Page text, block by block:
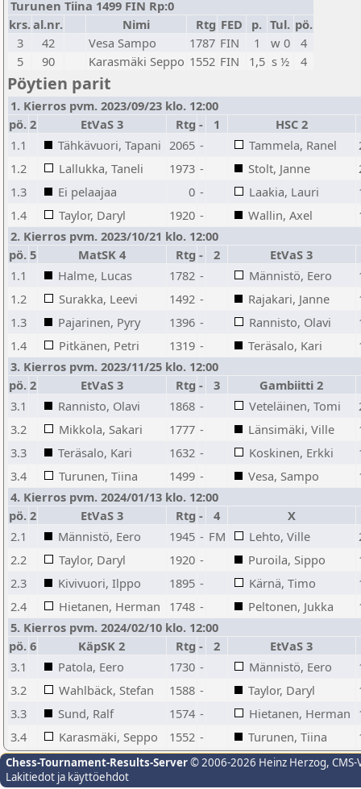
Turunen Tiina 1499 FIN Rp:0
krs.al.nr. Nimi Rtg FED p. Tul. pö.
3
42 Vesa Sampo 1787 FIN 1 w 0
4
5
90 Karasmäki Seppo 1552 FIN 1,5 s ½ 4
Pöytien parit
1. Kierros pvm. 2023/09/23 klo. 12:00
pö. 2 EtVaS 3 Rtg - 1
HSC 2
1.1
Tähkävuori, Tapani 2065 - Tammela, Ranel
1.2
Lallukka, Taneli 1973 - Stolt, Janne
1.3
Ei pelaajaa 0 - Laakia, Lauri
1.4
Taylor, Daryl 1920 - Wallin, Axel
2. Kierros pvm. 2023/10/21 klo. 12:00
pö. 5 MatSK 4 Rtg - 2
EtVaS 3
1.1
Halme, Lucas 1782 - Männistö, Eero
1.2
Surakka, Leevi 1492 - Rajakari, Janne
1.3
Pajarinen, Pyry 1396 - Rannisto, Olavi
1.4
Pitkänen, Petri 1319 - Teräsalo, Kari
3. Kierros pvm. 2023/11/25 klo. 12:00
pö. 2 EtVaS 3 Rtg - 3
Gambiitti 2
3.1
Rannisto, Olavi 1868 - Veteläinen, Tomi
3.2
Mikkola, Sakari 1777 - Länsimäki, Ville
3.3
Teräsalo, Kari 1632 - Koskinen, Erkki
3.4
Turunen, Tiina 1499 - Vesa, Sampo
4. Kierros pvm. 2024/01/13 klo. 12:00
pö. 2 EtVaS 3 Rtg - 4
X
2.1
Männistö, Eero 1945 - FM Lehto, Ville
2.2
Taylor, Daryl 1920 - Puroila, Sippo
2.3
Kivivuori, Ilppo 1895 - Kärnä, Timo
2.4
Hietanen, Herman 1748 - Peltonen, Jukka
5. Kierros pvm. 2024/02/10 klo. 12:00
pö. 6 KäpSK 2 Rtg - 2
EtVaS 3
3.1
Patola, Eero 1730 - Männistö, Eero
3.2
Wahlbäck, Stefan 1588 - Taylor, Daryl
3.3
Sund, Ralf 1574 - Hietanen, Herman
3.4
Karasmäki, Seppo 1552 - Turunen, Tiina
Chess-Tournament-Results-Server© 2006-2026 Heinz Herzog,
Lakitiedot ja käyttöehdot